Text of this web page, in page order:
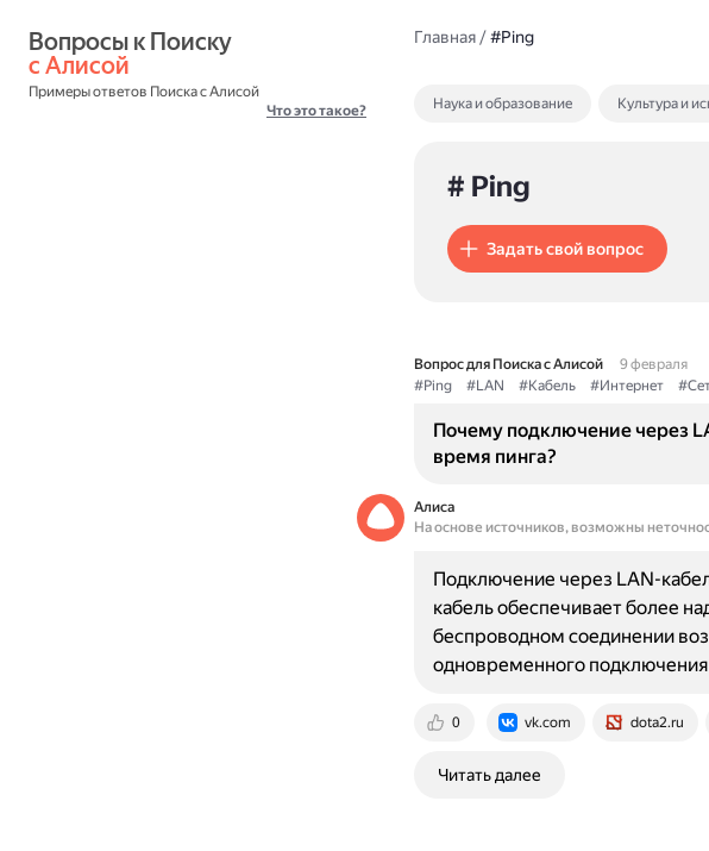
с Алисой
Примеры ответов Поиска с Алисой
Что это такое?
Главная/#Ping
Наука и образование Культура и
# Ping
Задать свой вопрос
Вопрос для Поиска с Алисой
9 февраля
#Ping
#LAN #Кабель #Интернет
Почему подключение через
время пинга?
Алиса
На основе источников, возможны
0 vk.com dota2.ru
Подключение через LAN-
кабель обеспечивает более
беспроводном соединении
одновременного
Читать далее